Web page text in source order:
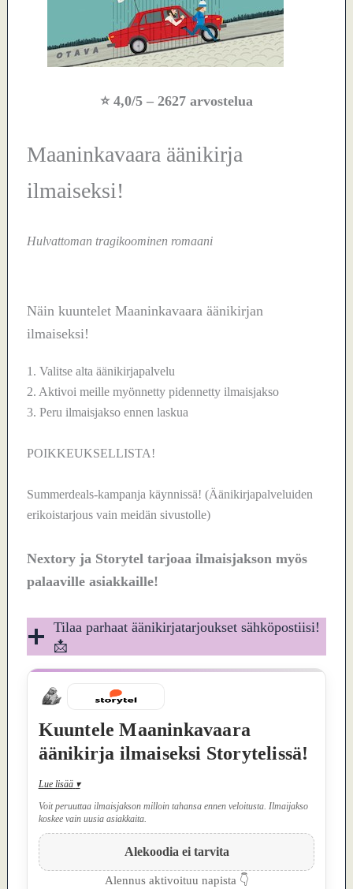
⭐ 4,0/5 – 2627 arvostelua
Maaninkavaara äänikirja
ilmaiseksi!
Hulvattoman tragikoominen romaani
Näin kuuntelet Maaninkavaara äänikirjan
ilmaiseksi!
1. Valitse alta äänikirjapalvelu
2. Aktivoi meille myönnetty pidennetty ilmaisjakso
3. Peru ilmaisjakso ennen laskua
POIKKEUKSELLISTA!
Summerdeals-kampanja käynnissä! (Äänikirjapalveluiden
erikoistarjous vain meidän sivustolle)
Nextory ja Storytel tarjoaa ilmaisjakson myös
palaaville asiakkaille!
Tilaa parhaat äänikirjatarjoukset sähköpostiisi!
📩
Kuuntele Maaninkavaara
äänikirja ilmaiseksi Storytelissä!
Lue lisää ▾
Voit peruuttaa ilmaisjakson milloin tahansa ennen veloitusta. Ilmaijakso
koskee vain uusia asiakkaita.
Alekoodia ei tarvita
Alennus aktivoituu napista 👇